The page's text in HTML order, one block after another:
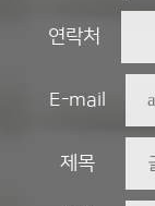
연락처
E-mail
제목